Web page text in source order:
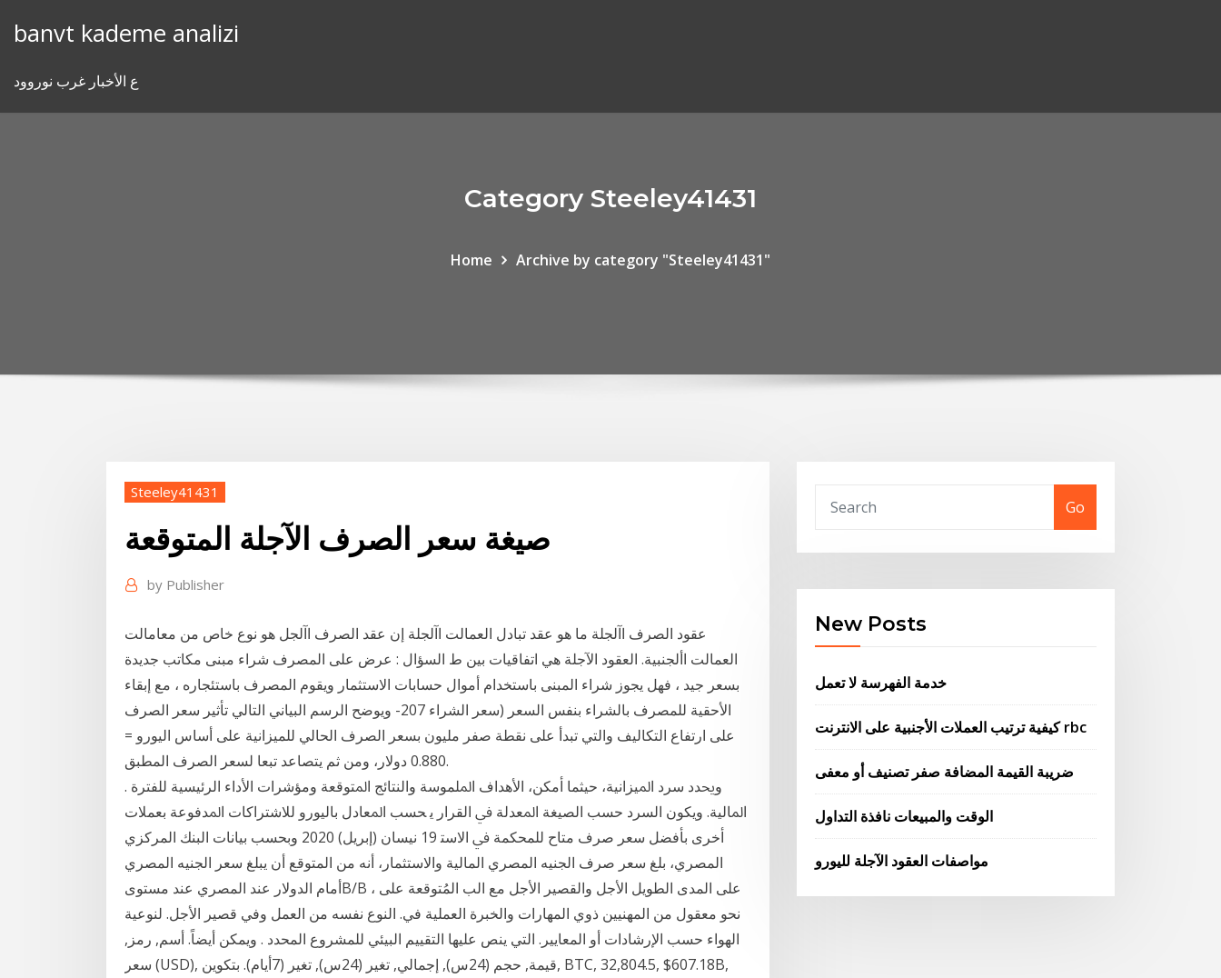
banvt kademe analizi
ع الأخبار غرب نوروود
Category Steeley41431
Home Archive by category "Steeley41431"
Steeley41431
صيغة سعر الصرف الآجلة المتوقعة
by Publisher
عقود الصرف اآلجلة ما هو عقد تبادل العمالت اآلجلة إن عقد الصرف اآلجل هو نوع خاص من معامالت
العمالت األجنبية. العقود الآجلة هي اتفاقيات بين ط السؤال : عرض على المصرف شراء مبنى مكاتب جديدة
بسعر جيد ، فهل يجوز شراء المبنى باستخدام أموال حسابات الاستثمار ويقوم المصرف باستئجاره ، مع إبقاء
الأحقية للمصرف بالشراء بنفس السعر (سعر الشراء 207- ويوضح الرسم البياني التالي تأثير سعر الصرف
على ارتفاع التكاليف والتي تبدأ على نقطة صفر مليون بسعر الصرف الحالي للميزانية على أساس اليورو =
0.880 دولار، ومن ثم يتصاعد تبعا لسعر الصرف المطبق.
ﻭﳛﺪﺩ ﺳﺮﺩ ﺍﳌﻴﺰﺍﻧﻴﺔ، ﺣﻴﺜﻤﺎ ﺃﻣﻜﻦ، ﺍﻷﻫﺪﺍﻑ ﺍﳌﻠﻤﻮﺳﺔ ﻭﺍﻟﻨﺘﺎﺋﺞ ﺍﳌﺘﻮﻗﻌﺔ ﻭﻣﺆﺷﺮﺍﺕ ﺍﻷﺩﺍﺀ ﺍﻟﺮﺋﻴﺴﻴﺔ ﻟﻠﻔﺘﺮﺓ .
ﺍﳌﺎﻟﻴﺔ. ﻭﻳﻜﻮﻥ ﺍﻟﺴﺮﺩ ﺣﺴﺐ ﺍﻟﺼﻴﻐﺔ ﺍﳌﻌﺪﻟﺔ ﰲ ﺍﻟﻘﺮﺍﺭ ﻳ ﺤﺴﺐ ﺍﳌﻌﺎﺩﻝ ﺑﺎﻟﻴﻮﺭﻭ ﻟﻼﺷﺘﺮﺍﻛﺎﺕ ﺍﳌﺪﻓﻮﻋﺔ ﺑﻌﻤﻼﺕ
ﺃﺧﺮﻯ ﺑﺄﻓﻀﻞ ﺳﻌﺮ ﺻﺮﻑ ﻣﺘﺎﺡ ﻟﻠﻤﺤﻜﻤﺔ ﰲ ﺍﻻﺳﺘ 19 نيسان (إبريل) 2020 وبحسب بيانات البنك المركزي
المصري، بلغ سعر صرف الجنيه المصري المالية والاستثمار، أنه من المتوقع أن يبلغ سعر الجنيه المصري
أمام الدولار عند المصري عند مستوىB/B ، على المدى الطويل الأجل والقصير الأجل مع الب اﻟﻤُﺘﻮﻗﻌﺔ ﻋﻠﻰ
ﻧﺤﻮ ﻣﻌﻘﻮل ﻣﻦ اﻟﻤﻬﻨﻴﻴﻦ ذوي اﻟﻤﻬﺎرات واﻟﺨﺒﺮة اﻟﻌﻤﻠﻴﺔ ﻓﻲ. اﻟﻨﻮع ﻧﻔﺴﻪ ﻣﻦ اﻟﻌﻤﻞ وﻓﻲ ﻗﺼﻴﺮ اﻷﺟﻞ. ﻟﻨﻮﻋﻴﺔ
اﻟﻬﻮاء ﺣﺴﺐ اﻹرﺷﺎدات أو اﻟﻤﻌﺎﻳﻴﺮ. اﻟﺘﻲ ﻳﻨﺺ ﻋﻠﻴﻬﺎ اﻟﺘﻘﻴﻴﻢ اﻟﺒﻴﺌﻲ ﻟﻠﻤﺸﺮوع اﻟﻤﺤﺪد . وﻳﻤﻜﻦ أﻳﻀﺎً. أسم, رمز,
سعر (USD), قيمة, حجم (24س), إجمالي, تغير (24س), تغير (7أيام). بتكوين, BTC, 32,804.5, $607.18B,
Go
New Posts
خدمة الفهرسة لا تعمل
كيفية ترتيب العملات الأجنبية على الانترنت rbc
ضريبة القيمة المضافة صفر تصنيف أو معفى
الوقت والمبيعات نافذة التداول
مواصفات العقود الآجلة لليورو